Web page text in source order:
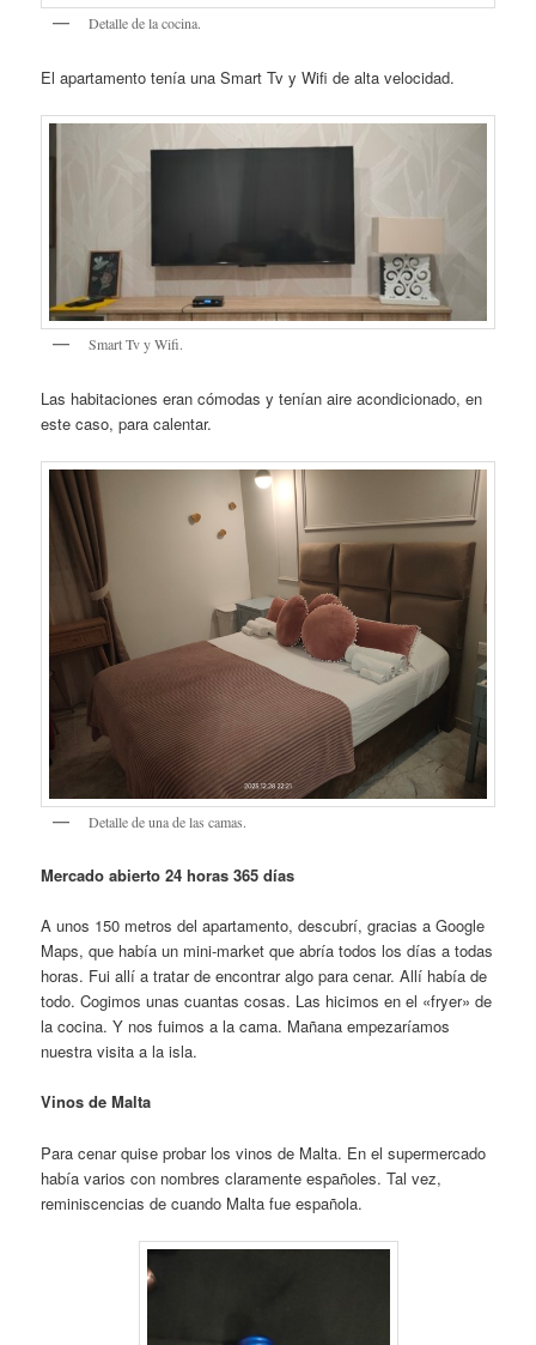
Detalle de la cocina.
El apartamento tenía una Smart Tv y Wifi de alta velocidad.
Smart Tv y Wifi.
Las habitaciones eran cómodas y tenían aire acondicionado, en
este caso, para calentar.
Detalle de una de las camas.
Mercado abierto 24 horas 365 días
A unos 150 metros del apartamento, descubrí, gracias a Google
Maps, que había un mini-market que abría todos los días a todas
horas. Fui allí a tratar de encontrar algo para cenar. Allí había de
todo. Cogimos unas cuantas cosas. Las hicimos en el «fryer» de
la cocina. Y nos fuimos a la cama. Mañana empezaríamos
nuestra visita a la isla.
Vinos de Malta
Para cenar quise probar los vinos de Malta. En el supermercado
había varios con nombres claramente españoles. Tal vez,
reminiscencias de cuando Malta fue española.